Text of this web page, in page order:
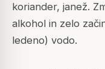
koriander, janež.
alkohol in zelo
ledeno) vodo.